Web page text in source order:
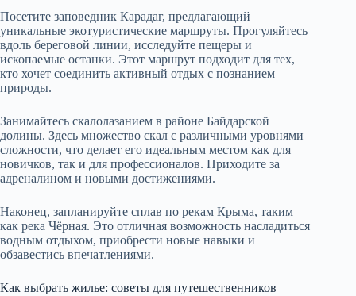
Посетите заповедник Карадаг, предлагающий
уникальные экотуристические маршруты. Прогуляйтесь
вдоль береговой линии, исследуйте пещеры и
ископаемые останки. Этот маршрут подходит для тех,
кто хочет соединить активный отдых с познанием
природы.
Занимайтесь скалолазанием в районе Байдарской
долины. Здесь множество скал с различными уровнями
сложности, что делает его идеальным местом как для
новичков, так и для профессионалов. Приходите за
адреналином и новыми достижениями.
Наконец, запланируйте сплав по рекам Крыма, таким
как река Чёрная. Это отличная возможность насладиться
водным отдыхом, приобрести новые навыки и
обзавестись впечатлениями.
Как выбрать жилье: советы для путешественников